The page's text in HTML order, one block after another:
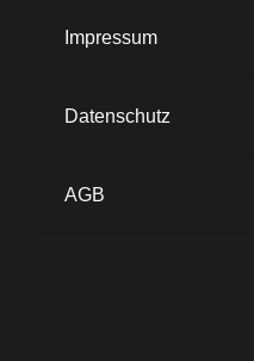
Impressum
Datenschutz
AGB